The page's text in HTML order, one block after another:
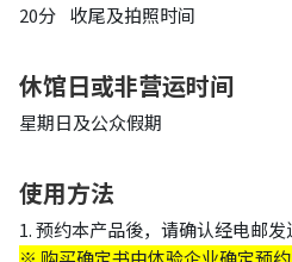
20分 收尾及拍照时间
休馆日或非营运时间
星期日及公众假期
使用方法
1. 预约本产品後，请确认经电邮发